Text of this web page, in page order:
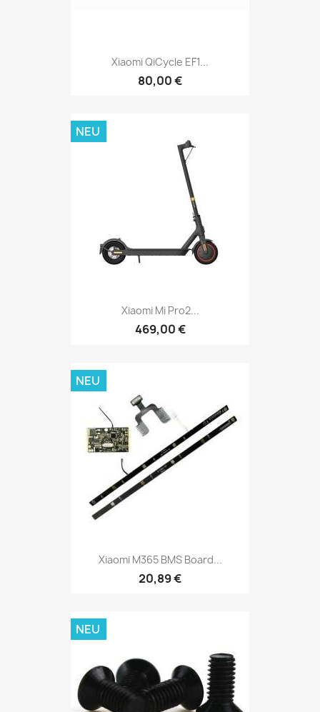
Xiaomi QiCycle EF1...
80,00 €
Xiaomi Mi Pro2...
469,00 €
NEU
Xiaomi M365 BMS Board...
20,89 €
NEU
NEU